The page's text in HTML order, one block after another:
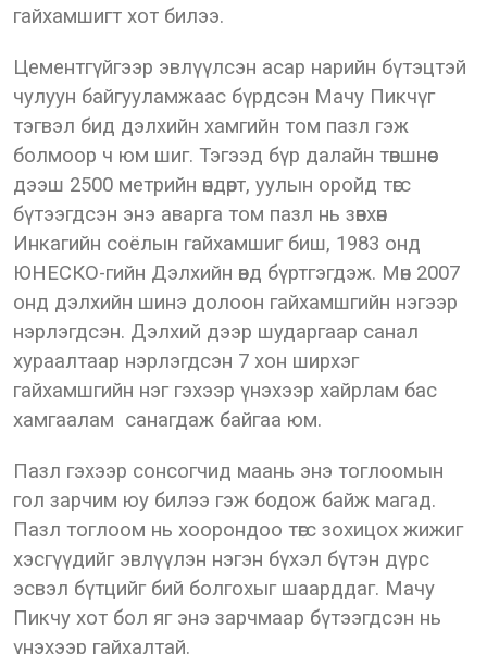
гайхамшигт хот билээ.
Цементгүйгээр эвлүүлсэн асар нарийн бүтэцтэй
чулуун байгууламжаас бүрдсэн Мачу Пикчүг
тэгвэл бид дэлхийн хамгийн том пазл гэж
болмоор ч юм шиг. Тэгээд бүр далайн төвшнөөс
дээш 2500 метрийн өндөрт, уулын оройд төгс
бүтээгдсэн энэ аварга том пазл нь зөвхөн
Инкагийн соёлын гайхамшиг биш, 1983 онд
ЮНЕСКО-гийн Дэлхийн өвд бүртгэгдэж. Мөн 2007
онд дэлхийн шинэ долоон гайхамшгийн нэгээр
нэрлэгдсэн. Дэлхий дээр шударгаар санал
хураалтаар нэрлэгдсэн 7 хон ширхэг
гайхамшгийн нэг гэхээр үнэхээр хайрлам бас
хамгаалам санагдаж байгаа юм.
Пазл гэхээр сонсогчид маань энэ тоглоомын
гол зарчим юу билээ гэж бодож байж магад.
Пазл тоглоом нь хоорондоо төгс зохицох жижиг
хэсгүүдийг эвлүүлэн нэгэн бүхэл бүтэн дүрс
эсвэл бүтцийг бий болгохыг шаарддаг. Мачу
Пикчу хот бол яг энэ зарчмаар бүтээгдсэн нь
үнэхээр гайхалтай.